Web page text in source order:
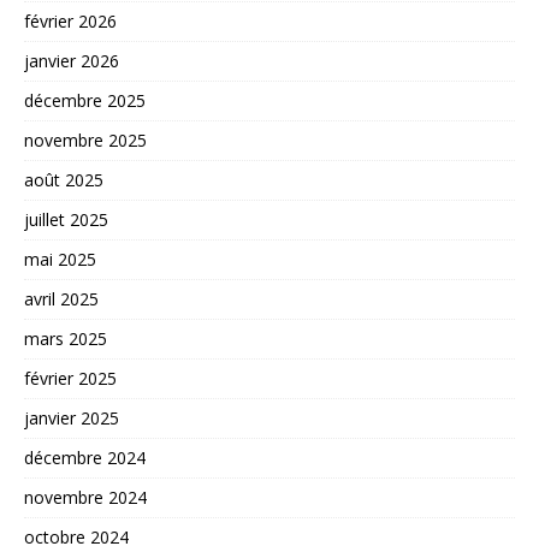
février 2026
janvier 2026
décembre 2025
novembre 2025
août 2025
juillet 2025
mai 2025
avril 2025
mars 2025
février 2025
janvier 2025
décembre 2024
novembre 2024
octobre 2024